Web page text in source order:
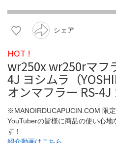
シェア
HOT !
wr250x wr250rマフ
4J ヨシムラ（
オンマフラー RS-
※MANOIRDUCAPUCIN.COM 限
YouTuberの皆様に商品の使い心地
す！